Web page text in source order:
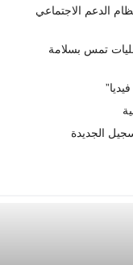
الدعم الاجتماعي
تمس بسلامة
الجديدة